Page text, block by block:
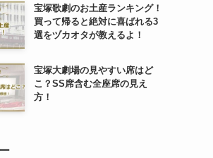
宝塚歌劇のお土産ランキング！
買って帰ると絶対に喜ばれる3
選をヅカオタが教えるよ！
宝塚大劇場の見やすい席はど
こ？SS席含む全座席の見え
方！